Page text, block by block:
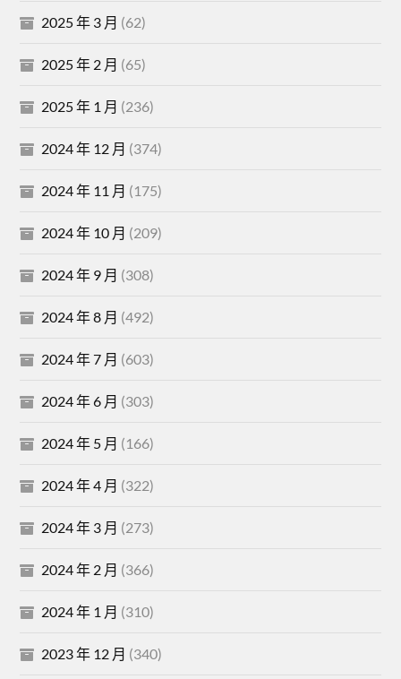
2025 年 3 月 (62)
2025 年 2 月 (65)
2025 年 1 月 (236)
2024 年 12 月 (374)
2024 年 11 月 (175)
2024 年 10 月 (209)
2024 年 9 月 (308)
2024 年 8 月 (492)
2024 年 7 月 (603)
2024 年 6 月 (303)
2024 年 5 月 (166)
2024 年 4 月 (322)
2024 年 3 月 (273)
2024 年 2 月 (366)
2024 年 1 月 (310)
2023 年 12 月 (340)